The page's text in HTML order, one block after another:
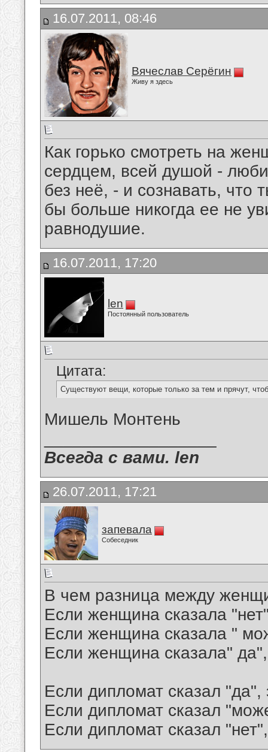
16.07.2011, 08:46
Вячеслав Серёгин
Живу я здесь
Как горько смотреть на
сердцем, всей душой -
без неё, - и сознавать, что
бы больше никогда ее не
равнодушие.
16.07.2011, 17:20
len
Постоянный пользователь
Цитата:
Существуют вещи, которые только за тем и прячут,
Мишель Монтень
Всегда с вами. len
26.07.2011, 17:21
запевала
Собеседник
В чем разница между
Если женщина сказала
Если женщина сказала "
Если женщина сказала"
Если дипломат сказал
Если дипломат сказал
Если дипломат сказал